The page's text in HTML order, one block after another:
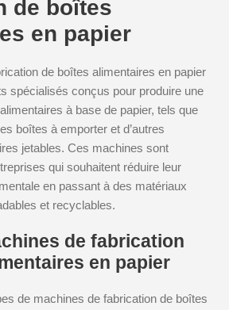
de boîtes
en papier
de boîtes alimentaires en papier
spécialisés conçus pour produire une
à base de papier, tels que
boîtes à emporter et d’autres
jetables. Ces machines sont
qui souhaitent réduire leur
en passant à des matériaux
et recyclables.
de fabrication
en papier
de machines de fabrication de boîtes